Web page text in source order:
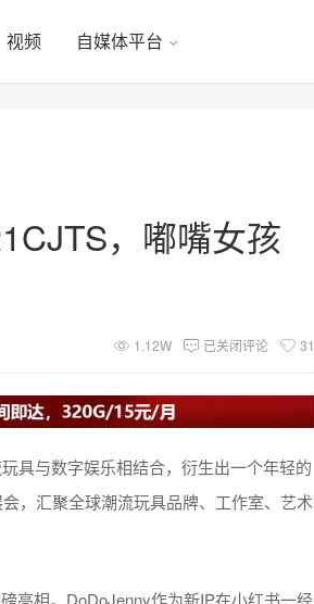
视频 自媒体平台
，嘟嘴女孩
1.12W 已关闭评论 31
具与数字娱乐相结合，衍生出一个年轻的
，汇聚全球潮流玩具品牌、工作室、艺术
亮相。DoDoJenny作为新IP在小红书一经